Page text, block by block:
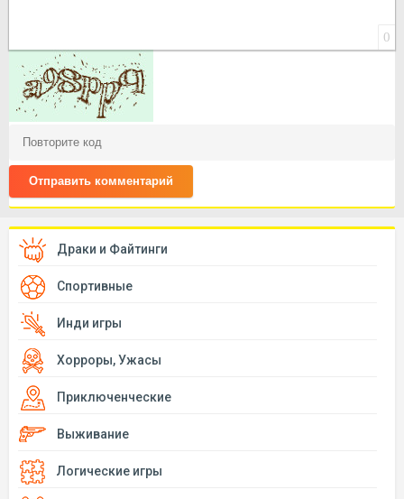
0
Отправить комментарий
Драки и Файтинги
Спортивные
Инди игры
Хорроры, Ужасы
Приключенческие
Выживание
Логические игры